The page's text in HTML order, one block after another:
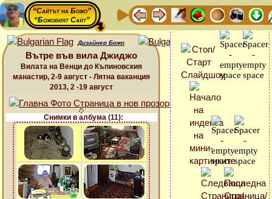
“Сайтът на Божо”
“Божовият Сайт”
Дизайнер Божо
Вътре във вила Джиджо
Вилата на Венци до Къпиновския
манастир, 2-9 август - Лятна ваканция
2013, 2 -19 август
Снимки в албума (11):